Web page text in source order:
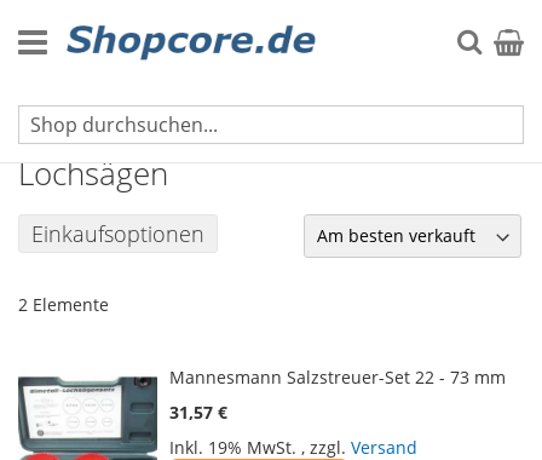
Inhalt
springen
Suche
Mein
Bohrer
Lochsägen
Einkaufsoptionen
2 Elemente
Mannesmann Salzstreuer-Set 22 - 73 mm
31,57 €
Inkl. 19% MwSt. , zzgl. Versand